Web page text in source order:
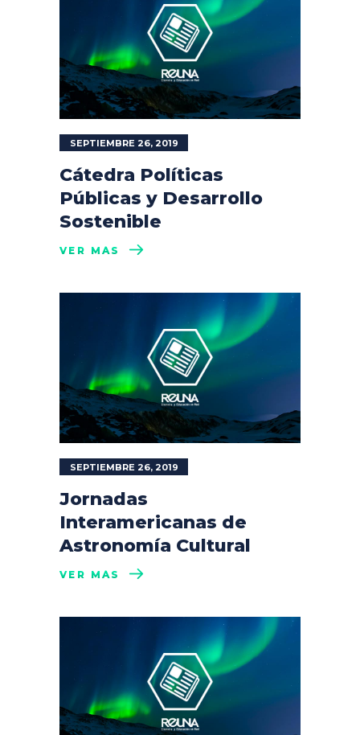
SEPTIEMBRE 26, 2019
Cátedra Políticas
Públicas y Desarrollo
Sostenible
VER MÁS
SEPTIEMBRE 26, 2019
Jornadas
Interamericanas de
Astronomía Cultural
VER MÁS